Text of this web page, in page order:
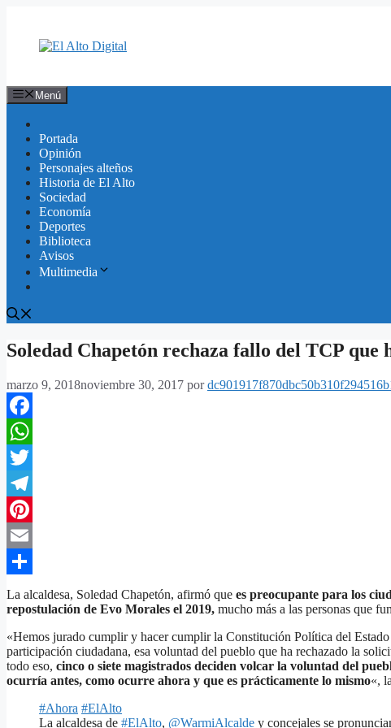
contenido
Menú
Portada
Opinión
Personajes alteños
Historia de El Alto
Sociedad
Economía
Deportes
Biblioteca
Avisos
Multimedia
Soledad Chapetón rechaza fallo del TCP
marzo 9, 2018noviembre 30, 2017 por
Facebook
WhatsApp
Twitter
Telegram
Pinterest
Email
Compartir
La alcaldesa, Soledad Chapetón, afirmó que es preocupante para los
repostulación de Evo Morales el 2019, mucho más a las personas que
«Hemos jurado cumplir y hacer cumplir la Constitución Política del
participación ciudadana, esa voluntad del pueblo que ha rechazado la
todo eso, cinco o siete magistrados deciden volcar la voluntad del
ocurría antes, como ocurre ahora y que es prácticamente lo mismo«,
#Ahora #ElAlto
La alcaldesa de #ElAlto, @WarmiAlcalde y concejales se